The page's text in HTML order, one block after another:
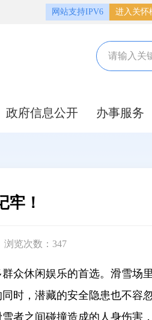
网站支持IPV6 进入关怀
政府信息公开 办事服务
牢！
浏览次数： 347
众休闲娱乐的首选。滑雪场
时，潜藏的安全隐患也不容
者之间碰撞造成的人身伤害